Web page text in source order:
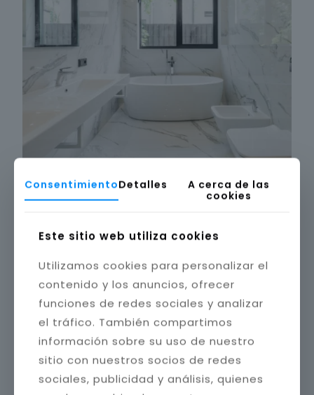
ConsentimientoDetalles
A cerca de las
cookies
Este sitio web utiliza cookies
Utilizamos cookies para personalizar el
contenido y los anuncios, ofrecer
funciones de redes sociales y analizar
el tráfico. También compartimos
información sobre su uso de nuestro
sitio con nuestros socios de redes
sociales, publicidad y análisis, quienes